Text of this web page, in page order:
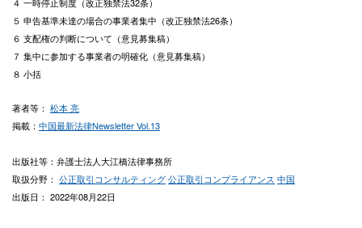
５ 申告基準未達の場合の事業者集中（改正独禁法26条）
６ 支配権の判断について（意見募集稿）
７ 集中に参加する事業者の明確化（意見募集稿）
８ 小括
著者等： 松本 亮
掲載： 中国最新法律Newsletter Vol.13
出版社等：弁護士法人大江橋法律事務所
取扱分野： 公正取引コンサルティング公正取引コンプライアンス 中国
出版日： 2022年08月22日